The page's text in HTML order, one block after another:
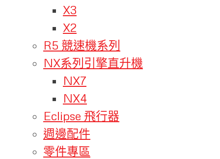
X3
X2
R5 競速機系列
NX系列引擎直升機
NX7
NX4
Eclipse 飛行器
週邊配件
零件專區